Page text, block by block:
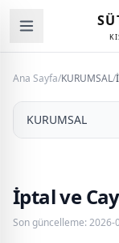
Ana Sayfa/KURUMSAL/
KURUMSAL
İptal ve
Son güncelleme: 2026-